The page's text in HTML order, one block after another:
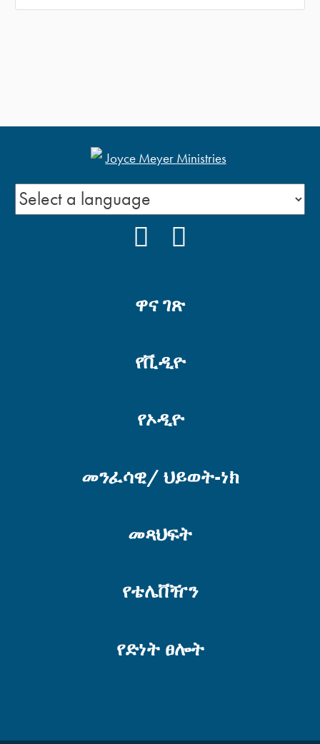
ዋና ገጽ
የቪዲዮ
የኦዲዮ
መንፈሳዊ/ ህይወት-ነክ
መጻህፍት
የቴሌቨዥን
የድነት ፀሎት